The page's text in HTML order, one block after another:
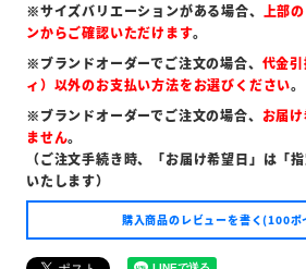
※サイズバリエーションがある場合、 上部
ンからご確認いただけます。
※ブランドオーダーでご注文の場合、 代金
ィ）以外のお支払い方法をお選びください。
※ブランドオーダーでご注文の場合、 お届
ません。
（ご注文手続き時、「お届け希望日」は「
いたします）
購入商品のレビューを書く(100ポ